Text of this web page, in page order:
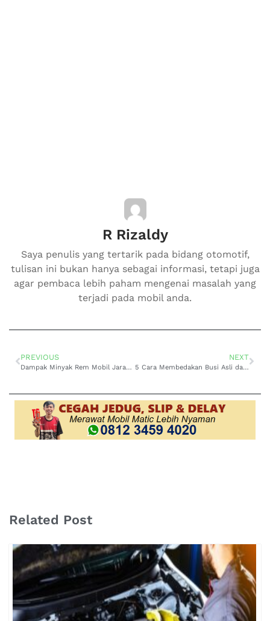
R Rizaldy
Saya penulis yang tertarik pada bidang otomotif,
tulisan ini bukan hanya sebagai informasi, tetapi juga
agar pembaca lebih paham mengenai masalah yang
terjadi pada mobil anda.
PREVIOUS
Dampak Minyak Rem Mobil Jarang Diganti, Sering Abaikan?
NEXT
5 Cara Membedakan Busi Asli dan Palsu
Related Post